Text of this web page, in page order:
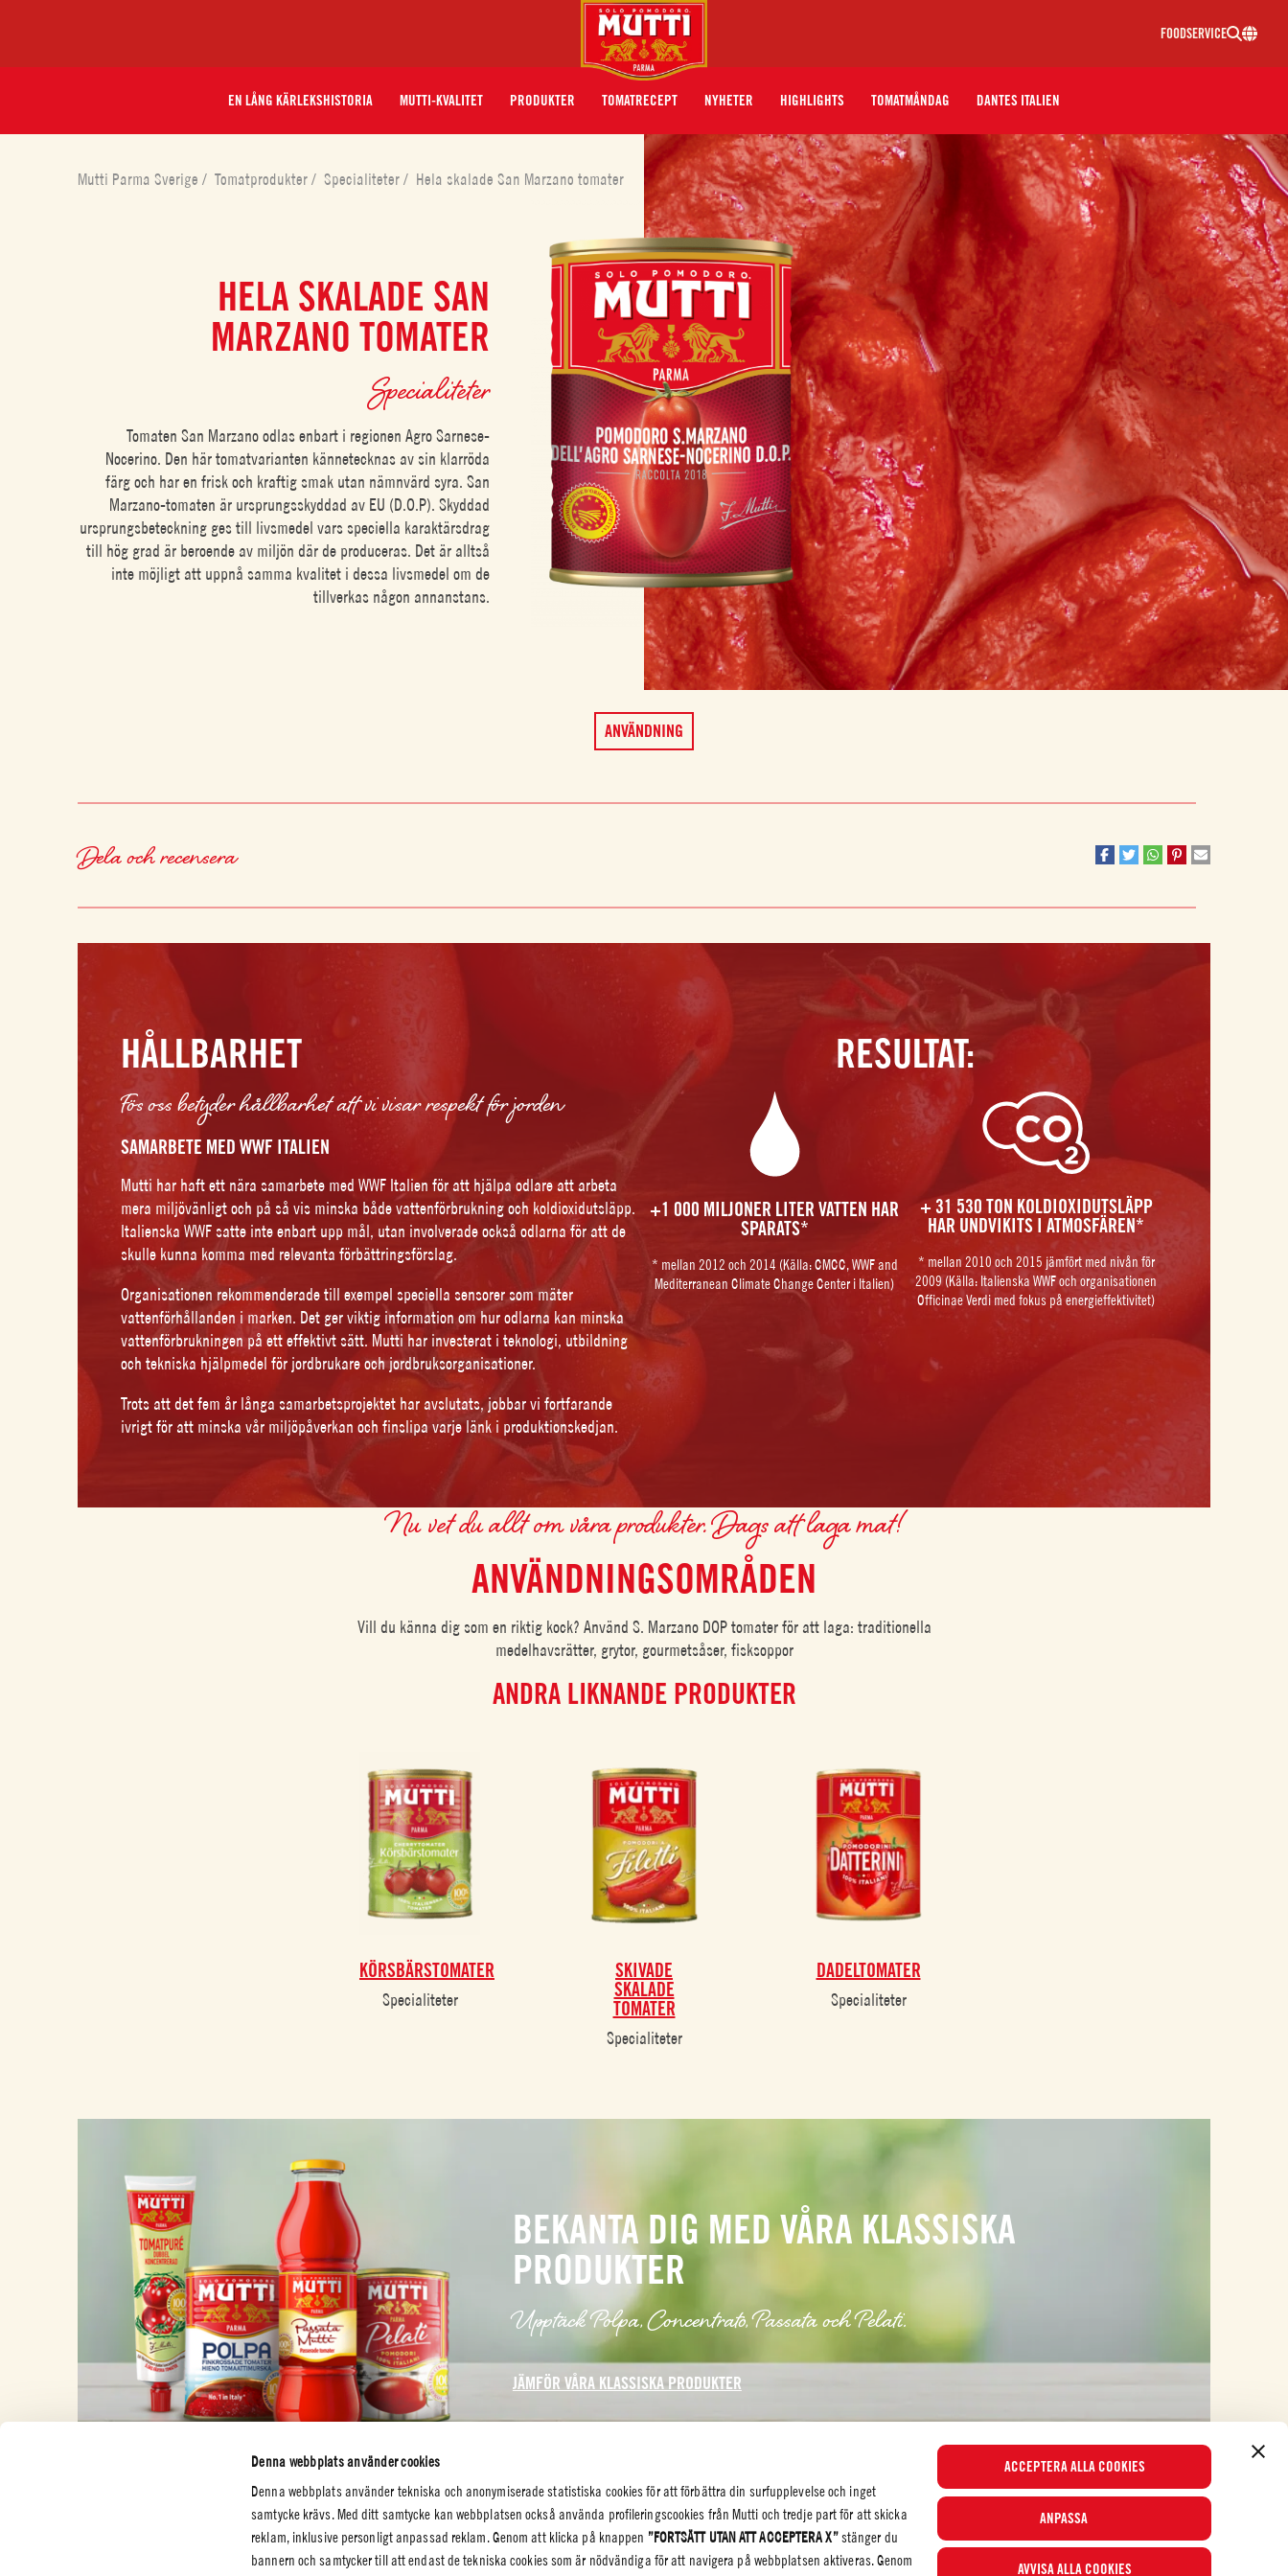
Denna webbplats använder cookies
Denna webbplats använder tekniska och anonymiserade statistiska cookies för att förbättra din surfupplevelse och inget
samtycke krävs. Med ditt samtycke kan webbplatsen också använda profileringscookies från Mutti och tredje part för att skicka
reklam, inklusive personligt anpassad reklam. Genom att klicka på knappen ”FORTSÄTT UTAN ATT ACCEPTERA X”stänger du
bannern och samtycker till att endast de tekniska cookies som är nödvändiga för att navigera på webbplatsen aktiveras. Genom
ACCEPTERA ALLA COOKIES
ANPASSA
AVVISA ALLA COOKIES
FOODSERVICE
EN LÅNG KÄRLEKSHISTORIA MUTTI-KVALITET PRODUKTER TOMATRECEPT NYHETER HIGHLIGHTS TOMATMÅNDAG DANTES ITALIEN
Mutti Parma Sverige/ Tomatprodukter/ Specialiteter/ Hela skalade San Marzano tomater
HELA SKALADE SAN
MARZANO TOMATER
Specialiteter
Tomaten San Marzano odlas enbart i regionen Agro Sarnese-
Nocerino. Den här tomatvarianten kännetecknas av sin klarröda
färg och har en frisk och kraftig smak utan nämnvärd syra. San
Marzano-tomaten är ursprungsskyddad av EU (D.O.P). Skyddad
ursprungsbeteckning ges till livsmedel vars speciella karaktärsdrag
till hög grad är beroende av miljön där de produceras. Det är alltså
inte möjligt att uppnå samma kvalitet i dessa livsmedel om de
tillverkas någon annanstans.
ANVÄNDNING
Dela och recensera
HÅLLBARHET
Fös oss betyder hållbarhet att vi visar respekt för jorden
SAMARBETE MED WWF ITALIEN
Mutti har haft ett nära samarbete med WWF Italien för att hjälpa odlare att arbeta
mera miljövänligt och på så vis minska både vattenförbrukning och koldioxidutsläpp.
Italienska WWF satte inte enbart upp mål, utan involverade också odlarna för att de
skulle kunna komma med relevanta förbättringsförslag.
Organisationen rekommenderade till exempel speciella sensorer som mäter
vattenförhållanden i marken. Det ger viktig information om hur odlarna kan minska
vattenförbrukningen på ett effektivt sätt. Mutti har investerat i teknologi, utbildning
och tekniska hjälpmedel för jordbrukare och jordbruksorganisationer.
Trots att det fem år långa samarbetsprojektet har avslutats, jobbar vi fortfarande
ivrigt för att minska vår miljöpåverkan och finslipa varje länk i produktionskedjan.
RESULTAT:
+1 000 MILJONER LITER VATTEN HAR
SPARATS*
* mellan 2012 och 2014 (Källa: CMCC, WWF and
Mediterranean Climate Change Center i Italien)
+ 31 530 TON KOLDIOXIDUTSLÄPP
HAR UNDVIKITS I ATMOSFÄREN*
* mellan 2010 och 2015 jämfört med nivån för
2009 (Källa: Italienska WWF och organisationen
Officinae Verdi med fokus på energieffektivitet)
Nu vet du allt om våra produkter. Dags att laga mat!
ANVÄNDNINGSOMRÅDEN
Vill du känna dig som en riktig kock? Använd S. Marzano DOP tomater för att laga: traditionella
medelhavsrätter, grytor, gourmetsåser, fisksoppor
ANDRA LIKNANDE PRODUKTER
KÖRSBÄRSTOMATER
Specialiteter
SKIVADE
SKALADE
TOMATER
Specialiteter
DADELTOMATER
Specialiteter
BEKANTA DIG MED VÅRA KLASSISKA
PRODUKTER
Upptäck Polpa, Concentrato, Passata och Pelati.
JÄMFÖR VÅRA KLASSISKA PRODUKTER